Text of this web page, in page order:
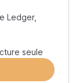
Ledger,
seule